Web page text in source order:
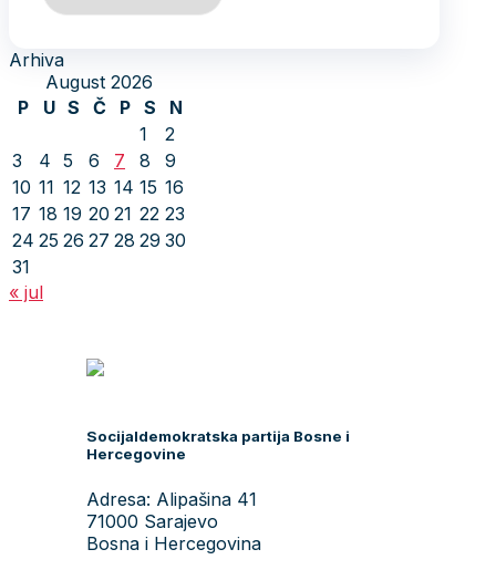
Arhiva
August 2026
P
U S Č P S
N
1
2
3
4 5 6 7 8
9
10 11 12 13 14 15 16
17 18 19 20 21 22 23
24 25 26 27 28 29 30
31
« jul
Socijaldemokratska partija Bosne i
Hercegovine
Adresa: Alipašina 41
71000 Sarajevo
Bosna i Hercegovina